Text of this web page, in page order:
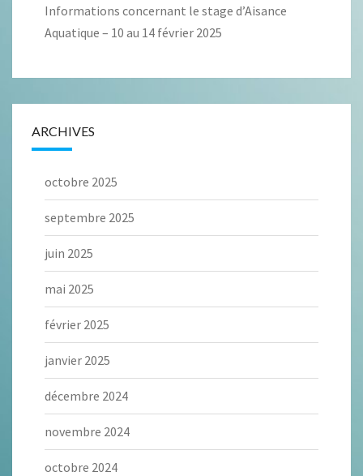
Informations concernant le stage d’Aisance
Aquatique – 10 au 14 février 2025
ARCHIVES
octobre 2025
septembre 2025
juin 2025
mai 2025
février 2025
janvier 2025
décembre 2024
novembre 2024
octobre 2024